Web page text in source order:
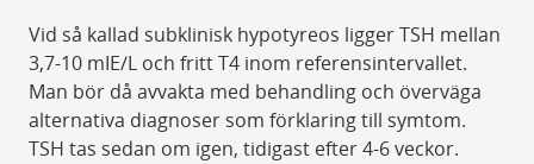
Vid så kallad subklinisk hypotyreos ligger TSH mellan
3,7-10 mIE/L och fritt T4 inom referensintervallet.
Man bör då avvakta med behandling och överväga
alternativa diagnoser som förklaring till symtom.
TSH tas sedan om igen, tidigast efter 4-6 veckor.